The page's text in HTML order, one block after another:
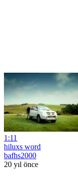
1:11
hiluxs word
bafhs2000
20 yıl önce